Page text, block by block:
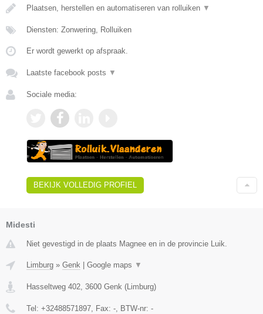
Plaatsen, herstellen en automatiseren van rolluiken ▼
Diensten: Zonwering, Rolluiken
Er wordt gewerkt op afspraak.
Laatste facebook posts ▼
Sociale media:
BEKIJK VOLLEDIG PROFIEL
Midesti
Niet gevestigd in de plaats Magnee en in de provincie Luik.
Limburg » Genk | Google maps ▼
Hasseltweg 402 3600 Genk (Limburg)
Tel: +32488571897 , Fax: - , BTW-nr: -